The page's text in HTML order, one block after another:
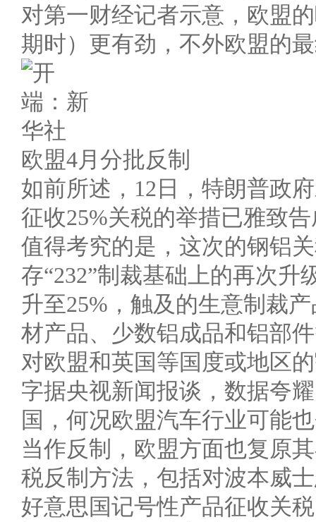
对第一财经记者示意，欧盟
期时）更有劲，不外欧盟的
欧盟4月分批反制
如前所述，12日，特朗普政
征收25%关税的举措已雅致
值得考究的是，这次的钢铝
存“232”制裁基础上的再次升
升至25%，触及的生意制裁
材产品、少数铝成品和铝部
对欧盟和英国等国度或地区
字据央视新闻报谈，数据夸
国，何况欧盟汽车行业可能
当作反制，欧盟方面也复原
税反制方法，包括对波本威
好意思国记号性产品征收关